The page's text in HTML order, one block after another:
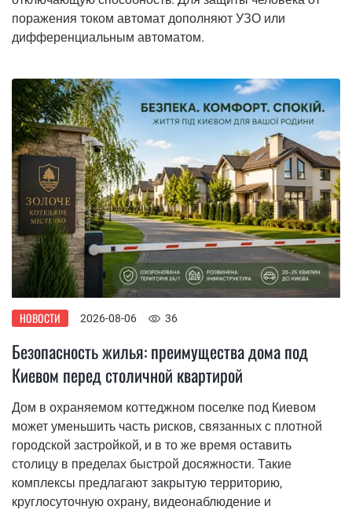
поражения током автомат дополняют УЗО или
дифференциальным автоматом.
НОВОСТИ 2026-08-06 36
Безопасность жилья: преимущества дома под
Киевом перед столичной квартирой
Дом в охраняемом коттеджном поселке под Киевом
может уменьшить часть рисков, связанных с плотной
городской застройкой, и в то же время оставить
столицу в пределах быстрой досяжности. Такие
комплексы предлагают закрытую территорию,
круглосуточную охрану, видеонаблюдение и